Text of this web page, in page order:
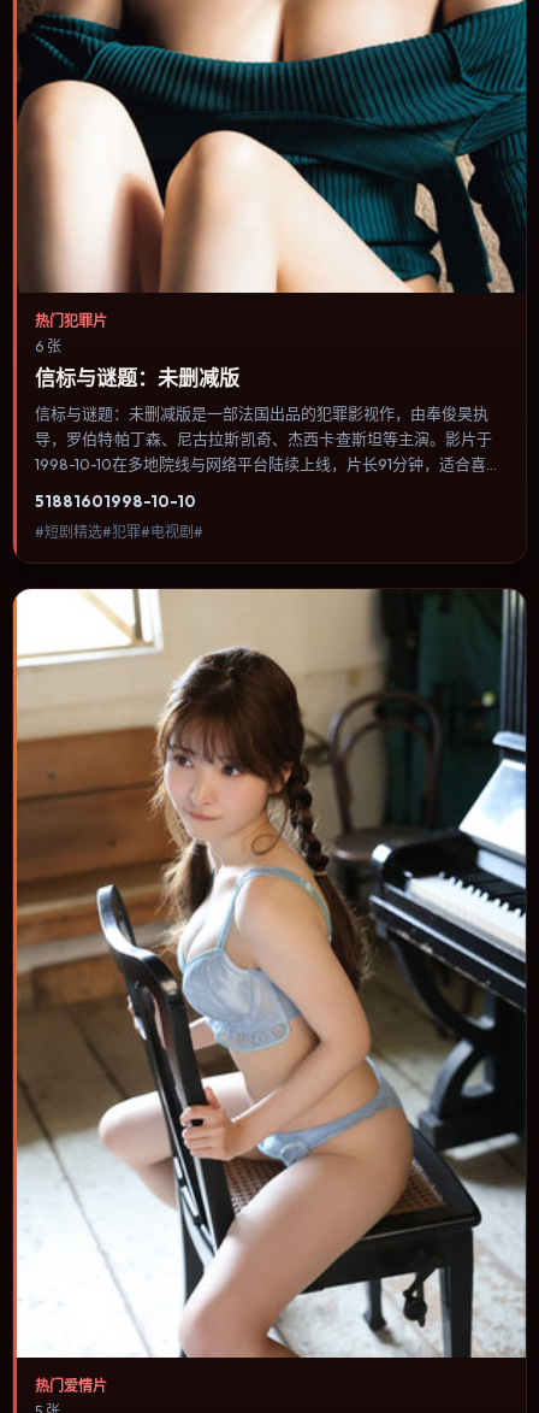
热门犯罪片
6 张
信标与谜题：未删减版
信标与谜题：未删减版是一部法国出品的犯罪影视作，由奉俊昊执
导，罗伯特·帕丁森、尼古拉斯·凯奇、杰西卡·查斯坦等主演。影片于
1998-10-10在多地院线与网络平台陆续上线，片长91分钟，适合喜欢
与情节推进，节奏与视听语言统一，可作为休闲观影或类型片补片的
选择。
51881601998-10-10
#短剧精选#犯罪#电视剧#
热门爱情片